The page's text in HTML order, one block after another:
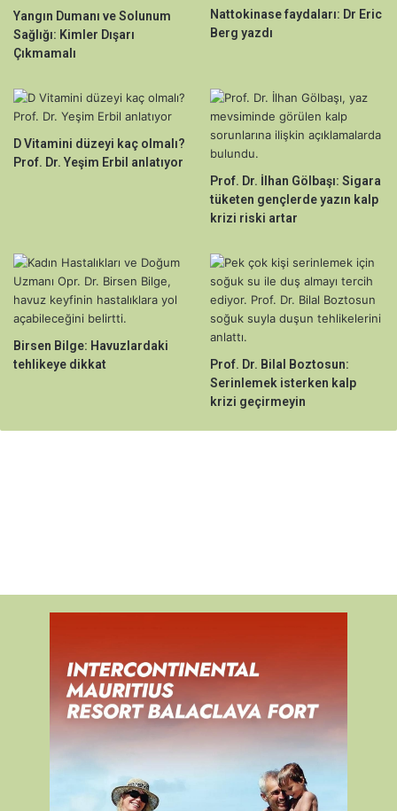
Yangın Dumanı ve Solunum
Sağlığı: Kimler Dışarı
Çıkmamalı
Nattokinase faydaları: Dr Eric
Berg yazdı
D Vitamini düzeyi kaç olmalı?
Prof. Dr. Yeşim Erbil anlatıyor
Prof. Dr. İlhan Gölbaşı: Sigara
tüketen gençlerde yazın kalp
krizi riski artar
Birsen Bilge: Havuzlardaki
tehlikeye dikkat
Prof. Dr. Bilal Boztosun:
Serinlemek isterken kalp
krizi geçirmeyin